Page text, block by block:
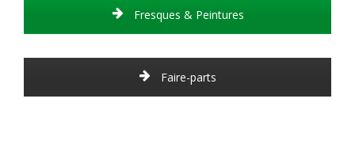
Fresques & Peintures
Faire-parts